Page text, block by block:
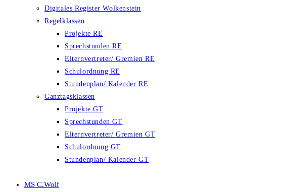
Digitales Register Wolkenstein
Regelklassen
Projekte RE
Sprechstunden RE
Elternvertreter/ Gremien RE
Schulordnung RE
Stundenplan/ Kalender RE
Ganztagsklassen
Projekte GT
Sprechstunden GT
Elternvertreter/ Gremien GT
Schulordnung GT
Stundenplan/ Kalender GT
MS C.Wolf